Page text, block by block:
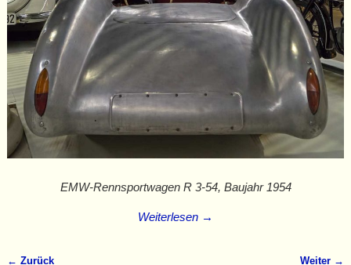
EMW-Rennsportwagen R 3-54, Baujahr 1954
Weiterlesen →
← Zurück Weiter →